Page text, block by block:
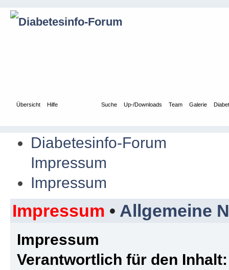
Übersicht Hilfe Suche Up-/Downloads Team Galerie
Diabetesinfo-Forum
Impressum
Impressum
Impressum • Allgemeine
Impressum
Verantwortlich für den Inhalt: